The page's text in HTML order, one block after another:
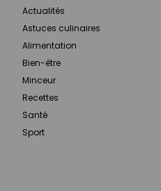
Actualités
Astuces culinaires
Alimentation
Bien-être
Minceur
Recettes
Santé
Sport